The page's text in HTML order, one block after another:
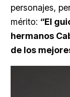
personajes,
mérito: “El
hermanos
de los